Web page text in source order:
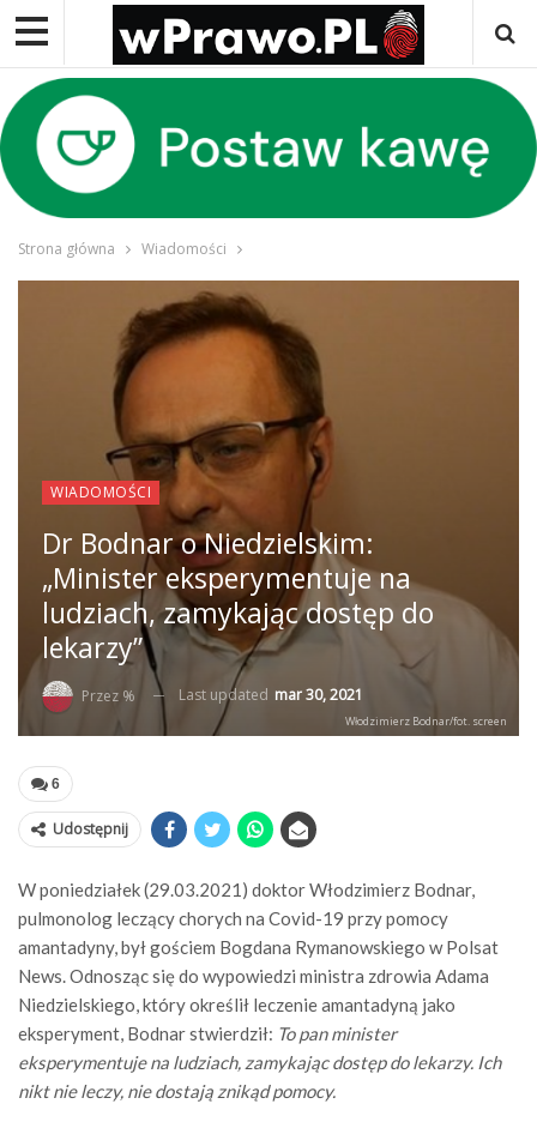
Strona główna Wiadomości
WIADOMOŚCI
Dr Bodnar o Niedzielskim:
„Minister eksperymentuje na
ludziach, zamykając dostęp do
lekarzy”
Przez % Last updated mar 30, 2021
Włodzimierz Bodnar/fot. screen
6
Udostępnij
W poniedziałek (29.03.2021) doktor Włodzimierz Bodnar,
pulmonolog leczący chorych na Covid-19 przy pomocy
amantadyny, był gościem Bogdana Rymanowskiego w Polsat
News. Odnosząc się do wypowiedzi ministra zdrowia Adama
Niedzielskiego, który określił leczenie amantadyną jako
eksperyment, Bodnar stwierdził: To pan minister
eksperymentuje na ludziach, zamykając dostęp do lekarzy. Ich
nikt nie leczy, nie dostają znikąd pomocy.